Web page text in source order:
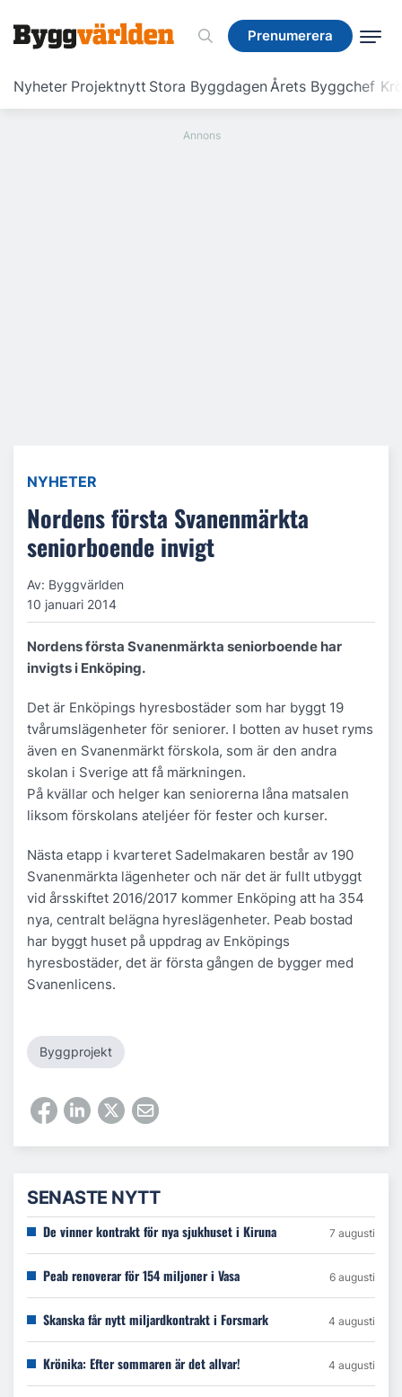
Prenumerera
Nyheter Projektnytt Stora ByggdagenÅrets Byggchef
Prenumerera
NYHETER
Nordens första Svanenmärkta
seniorboende invigt
Av: Byggvärlden
10 januari 2014
Nordens första Svanenmärkta seniorboende har
invigts i Enköping.
Det är Enköpings hyresbostäder som har byggt 19
tvårumslägenheter för seniorer. I botten av huset ryms
även en Svanenmärkt förskola, som är den andra
skolan i Sverige att få märkningen.
På kvällar och helger kan seniorerna låna matsalen
liksom förskolans ateljéer för fester och kurser.
Nästa etapp i kvarteret Sadelmakaren består av 190
Svanenmärkta lägenheter och när det är fullt utbyggt
vid årsskiftet 2016/2017 kommer Enköping att ha 354
nya, centralt belägna hyreslägenheter. Peab bostad
har byggt huset på uppdrag av Enköpings
hyresbostäder, det är första gången de bygger med
Svanenlicens.
Byggprojekt
SENASTE NYTT
De vinner kontrakt för nya sjukhuset i Kiruna 7 augusti
Peab renoverar för 154 miljoner i Vasa 6 augusti
Skanska får nytt miljardkontrakt i Forsmark 4 augusti
Krönika: Efter sommaren är det allvar! 4 augusti